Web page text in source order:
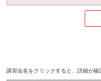
講習会名をクリックすると、詳細が確